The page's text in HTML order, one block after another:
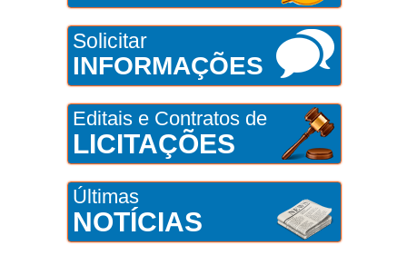
Solicitar
INFORMAÇÕES
Editais e Contratos de
LICITAÇÕES
Últimas
NOTÍCIAS